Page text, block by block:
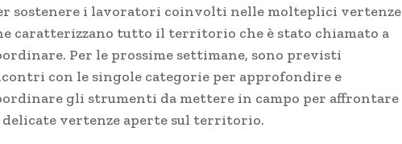
sostenere i lavoratori coinvolti nelle molteplici vertenze
caratterizzano tutto il territorio che è stato chiamato a
Per le prossime settimane, sono previsti
con le singole categorie per approfondire e
gli strumenti da mettere in campo per affrontare
delicate vertenze aperte sul territorio.